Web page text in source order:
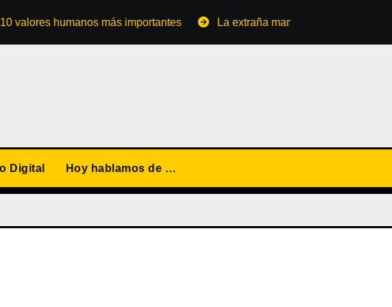
humanos más importantes La extraña manera de convertirse en familia
Digital Hoy hablamos de …